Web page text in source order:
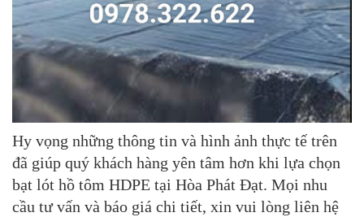
Hy vọng những thông tin và hình ảnh thực tế trên
đã giúp quý khách hàng yên tâm hơn khi lựa chọn
bạt lót hồ tôm HDPE tại Hòa Phát Đạt. Mọi nhu
cầu tư vấn và báo giá chi tiết, xin vui lòng liên hệ